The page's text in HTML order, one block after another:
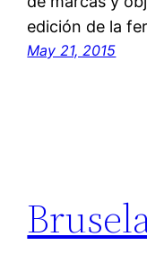
edición de la
May 21, 2015